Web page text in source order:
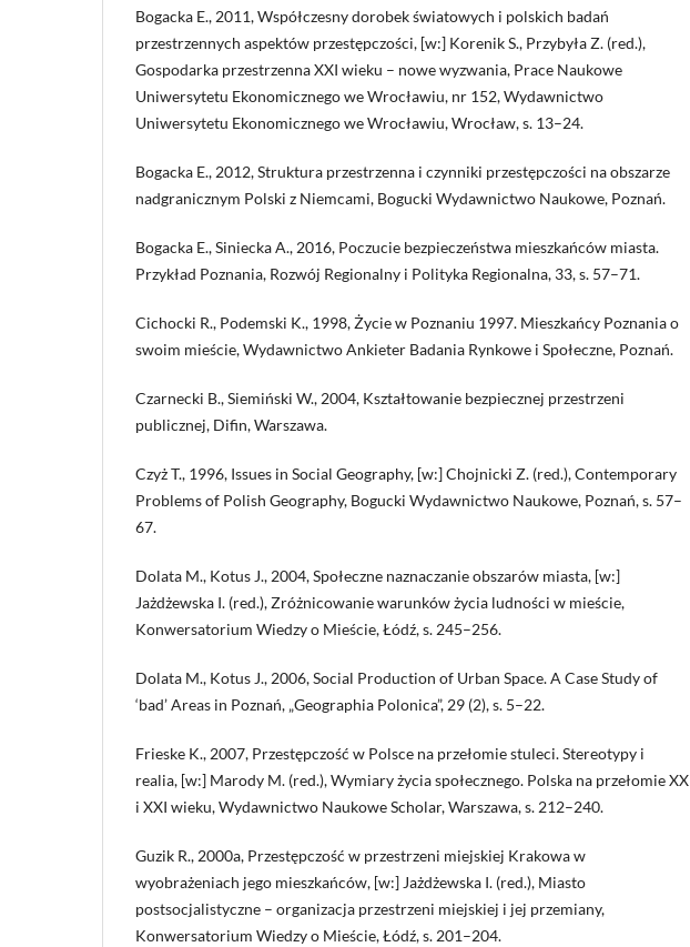
Bogacka E., 2011, Współczesny dorobek światowych i polskich badań
przestrzennych aspektów przestępczości, [w:] Korenik S., Przybyła Z. (red.),
Gospodarka przestrzenna XXI wieku – nowe wyzwania, Prace Naukowe
Uniwersytetu Ekonomicznego we Wrocławiu, nr 152, Wydawnictwo
Uniwersytetu Ekonomicznego we Wrocławiu, Wrocław, s. 13–24.
Bogacka E., 2012, Struktura przestrzenna i czynniki przestępczości na obszarze
nadgranicznym Polski z Niemcami, Bogucki Wydawnictwo Naukowe, Poznań.
Bogacka E., Siniecka A., 2016, Poczucie bezpieczeństwa mieszkańców miasta.
Przykład Poznania, Rozwój Regionalny i Polityka Regionalna, 33, s. 57–71.
Cichocki R., Podemski K., 1998, Życie w Poznaniu 1997. Mieszkańcy Poznania o
swoim mieście, Wydawnictwo Ankieter Badania Rynkowe i Społeczne, Poznań.
Czarnecki B., Siemiński W., 2004, Kształtowanie bezpiecznej przestrzeni
publicznej, Difin, Warszawa.
Czyż T., 1996, Issues in Social Geography, [w:] Chojnicki Z. (red.), Contemporary
Problems of Polish Geography, Bogucki Wydawnictwo Naukowe, Poznań, s. 57–
67.
Dolata M., Kotus J., 2004, Społeczne naznaczanie obszarów miasta, [w:]
Jażdżewska I. (red.), Zróżnicowanie warunków życia ludności w mieście,
Konwersatorium Wiedzy o Mieście, Łódź, s. 245–256.
Dolata M., Kotus J., 2006, Social Production of Urban Space. A Case Study of
‘bad’ Areas in Poznań, „Geographia Polonica”, 29 (2), s. 5–22.
Frieske K., 2007, Przestępczość w Polsce na przełomie stuleci. Stereotypy i
realia, [w:] Marody M. (red.), Wymiary życia społecznego. Polska na przełomie XX
i XXI wieku, Wydawnictwo Naukowe Scholar, Warszawa, s. 212–240.
Guzik R., 2000a, Przestępczość w przestrzeni miejskiej Krakowa w
wyobrażeniach jego mieszkańców, [w:] Jażdżewska I. (red.), Miasto
postsocjalistyczne – organizacja prze­strzeni miejskiej i jej przemiany,
Konwersatorium Wiedzy o Mieście, Łódź, s. 201–204.